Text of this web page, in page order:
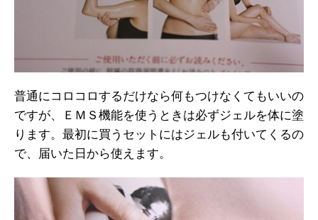
普通にコロコロするだけなら何もつけなくてもいいの
ですが、ＥＭＳ機能を使うときは必ずジェルを体に塗
ります。最初に買うセットにはジェルも付いてくるの
で、届いた日から使えます。